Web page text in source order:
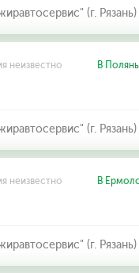
(г. Рязань)
неизвестно В
(г. Рязань)
неизвестно В
(г. Рязань)